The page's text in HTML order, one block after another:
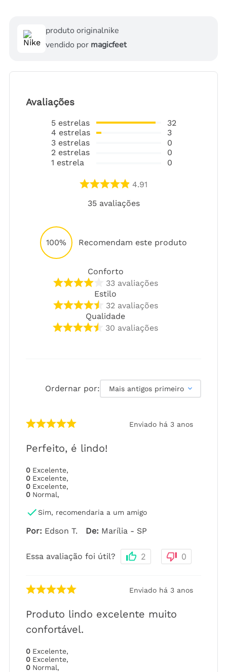
produto originalnike
vendido por magicfeet
Avaliações
5 estrelas
4 estrelas
3 estrelas
2 estrelas
1 estrela
32
3
0
0
0
4.91
35 avaliações
100% Recomendam este produto
Conforto
33 avaliações
Estilo
32 avaliações
Qualidade
30 avaliações
Ordernar por: Mais antigos primeiro
Enviado há 3 anos
Perfeito, é lindo!
0 Excelente,
0 Excelente,
0 Excelente,
0 Normal,
Sim, recomendaria a um amigo
Por: Edson T. De: Marília - SP
Essa avaliação foi útil? 2 0
Enviado há 3 anos
Produto lindo excelente muito
confortável.
0 Excelente,
0 Excelente,
0 Normal,